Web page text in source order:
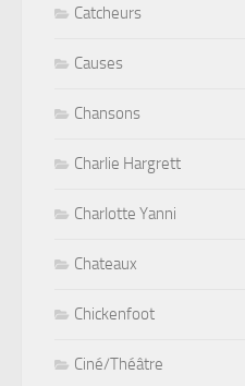
Catcheurs
Causes
Chansons
Charlie Hargrett
Charlotte Yanni
Chateaux
Chickenfoot
Ciné/Théâtre